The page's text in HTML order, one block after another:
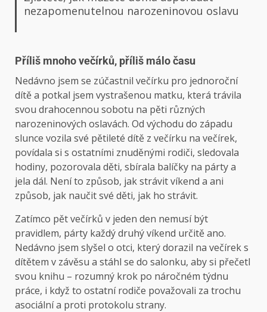
nezapomenutelnou narozeninovou oslavu
Příliš mnoho večírků, příliš málo času
Nedávno jsem se zúčastnil večírku pro jednoroční
dítě a potkal jsem vystrašenou matku, která trávila
svou drahocennou sobotu na pěti různých
narozeninových oslavách. Od východu do západu
slunce vozila své pětileté dítě z večírku na večírek,
povídala si s ostatními znuděnými rodiči, sledovala
hodiny, pozorovala děti, sbírala balíčky na párty a
jela dál. Není to způsob, jak strávit víkend a ani
způsob, jak naučit své děti, jak ho strávit.
Zatímco pět večírků v jeden den nemusí být
pravidlem, párty každý druhý víkend určitě ano.
Nedávno jsem slyšel o otci, který dorazil na večírek s
dítětem v závěsu a stáhl se do salonku, aby si přečetl
svou knihu – rozumný krok po náročném týdnu
práce, i když to ostatní rodiče považovali za trochu
asociální a proti protokolu strany.